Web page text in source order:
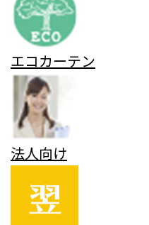
エコカーテン
法人向け